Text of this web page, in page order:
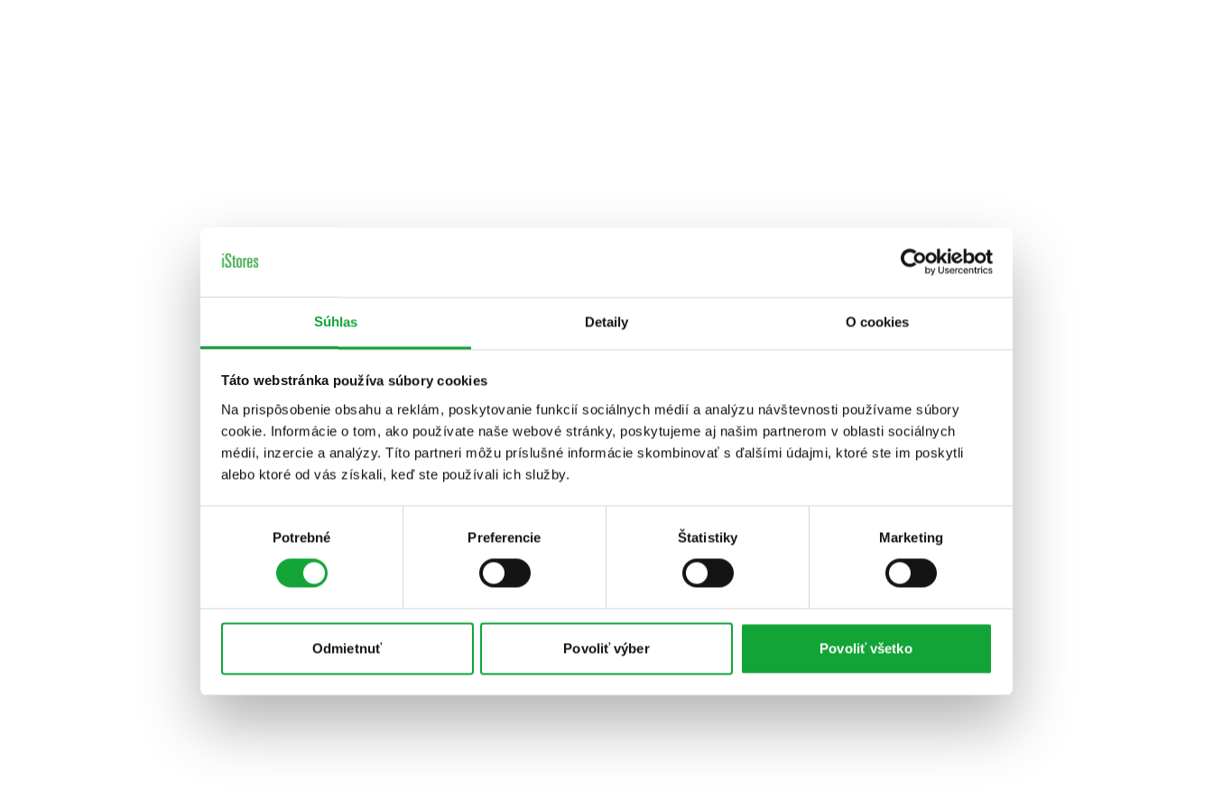
Súhlas Detaily O cookies
Táto webstránka používa súbory cookies
Na prispôsobenie obsahu a reklám, poskytovanie funkcií sociálnych médií a analýzu návštevnosti používame súbory
cookie. Informácie o tom, ako používate naše webové stránky, poskytujeme aj našim partnerom v oblasti sociálnych
médií, inzercie a analýzy. Títo partneri môžu príslušné informácie skombinovať s ďalšími údajmi, ktoré ste im poskytli
alebo ktoré od vás získali, keď ste používali ich služby.
Potrebné Preferencie Štatistiky Marketing
Odmietnuť Povoliť výber Povoliť všetko